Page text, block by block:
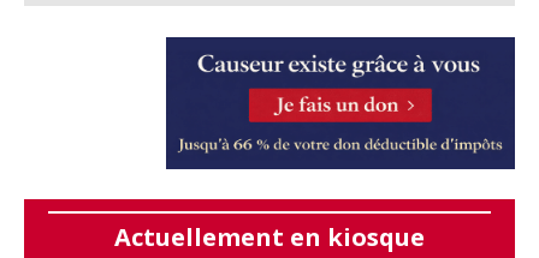
Actuellement en kiosque